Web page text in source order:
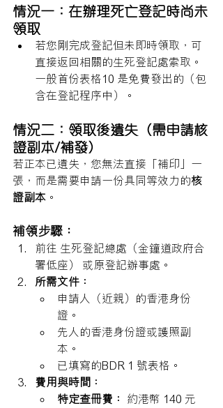
情況一：在辦理死亡登記時尚未
領取
若您剛完成登記但未即時領取，可
直接返回相關的生死登記處索取。
一般首份表格10 是免費發出的（包
含在登記程序中）。
情況二：領取後遺失（需申請核
證副本/補發）
若正本已遺失，您無法直接「補印」一
張，而是需要申請一份具同等效力的核
證副本 。
補領步驟：
前往 生死登記總處（金鐘道政府合
署低座） 或原登記辦事處。
所需文件：
申請人（近親）的香港身份
證。
先人的香港身份證或護照副
本。
已填寫的BDR 1 號表格。
費用與時間：
特定查冊費：
約港幣 140 元